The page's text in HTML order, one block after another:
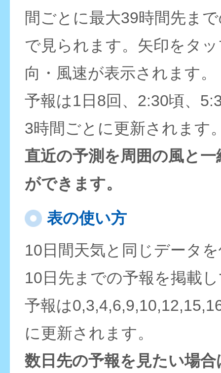
間ごとに最大39時間先ま
で見られます。矢印をタ
向・風速が表示されます。
予報は1日8回、2:30頃、
3時間ごとに更新されます
直近の予測を周囲の風と
ができます。
表の使い方
10日間天気と同じデータ
10日先までの予報を掲載
予報は
に更新されます。
数日先の予報を見たい場